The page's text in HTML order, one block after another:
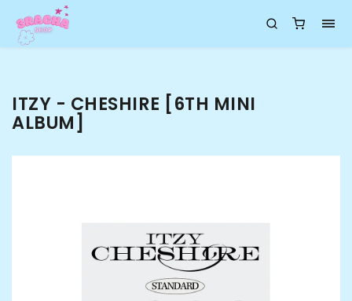
ITZY - CHESHIRE [6TH MINI
ALBUM]